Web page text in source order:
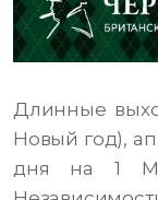
Длинные
Новый год),
дня на 1